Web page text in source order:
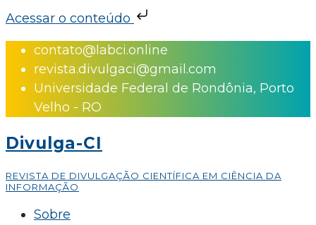
Acessar o conteúdo
Skip
content
contato@labci.online
revista.divulgaci@gmail.com
Universidade Federal de Rondônia, Porto
Velho - RO
Divulga-CI
REVISTA DE DIVULGAÇÃO CIENTÍFICA EM CIÊNCIA DA
INFORMAÇÃO
Sobre